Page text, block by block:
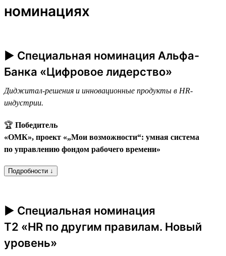
номинациях
► Специальная номинация Альфа-
Банка «Цифровое лидерство»
Диджитал-решения и инновационные продукты в HR-
индустрии.
🏆 Победитель
«ОМК», проект «„Мои возможности“: умная система
по управлению фондом рабочего времени»
Подробности ↓
► Специальная номинация
T2 «HR по другим правилам. Новый
уровень»